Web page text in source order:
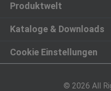
Produktwelt
Kataloge & Downloads
Cookie Einstellungen
© 2026 All